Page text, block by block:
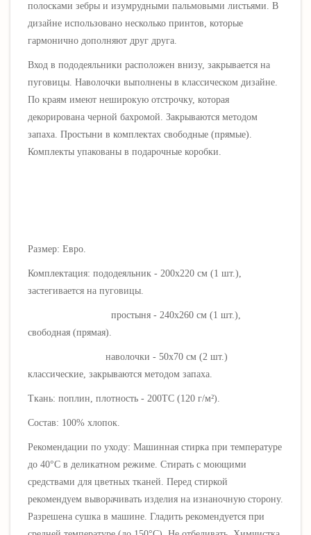
полосками зебры и изумрудными пальмовыми листьями. В
дизайне использовано несколько принтов, которые
гармонично дополняют друг друга.
Вход в пододеяльники расположен внизу, закрывается на
пуговицы. Наволочки выполнены в классическом дизайне.
По краям имеют неширокую отстрочку, которая
декорирована черной бахромой. Закрываются методом
запаха. Простыни в комплектах свободные (прямые).
Комплекты упакованы в подарочные коробки.
Размер: Евро.
Комплектация: пододеяльник - 200х220 см (1 шт.),
застегивается на пуговицы.
простыня - 240х260 см (1 шт.),
свободная (прямая).
наволочки - 50х70 см (2 шт.)
классические, закрываются методом запаха.
Ткань: поплин, плотность - 200ТС (120 г/м²).
Состав: 100% хлопок.
Рекомендации по уходу: Машинная стирка при температуре
до 40°C в деликатном режиме. Стирать с моющими
средствами для цветных тканей. Перед стиркой
рекомендуем выворачивать изделия на изнаночную сторону.
Разрешена сушка в машине. Гладить рекомендуется при